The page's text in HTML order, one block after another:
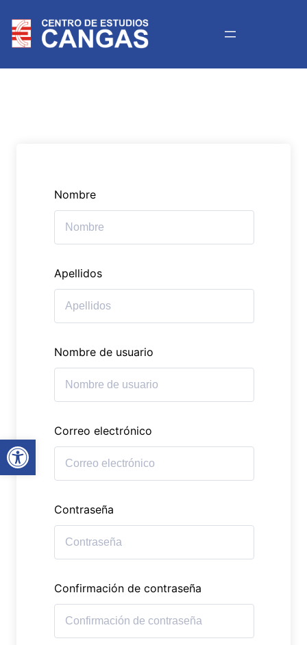
Abrir barra de herramientas
Nombre
Apellidos
Nombre de usuario
Correo electrónico
Contraseña
Confirmación de contraseña